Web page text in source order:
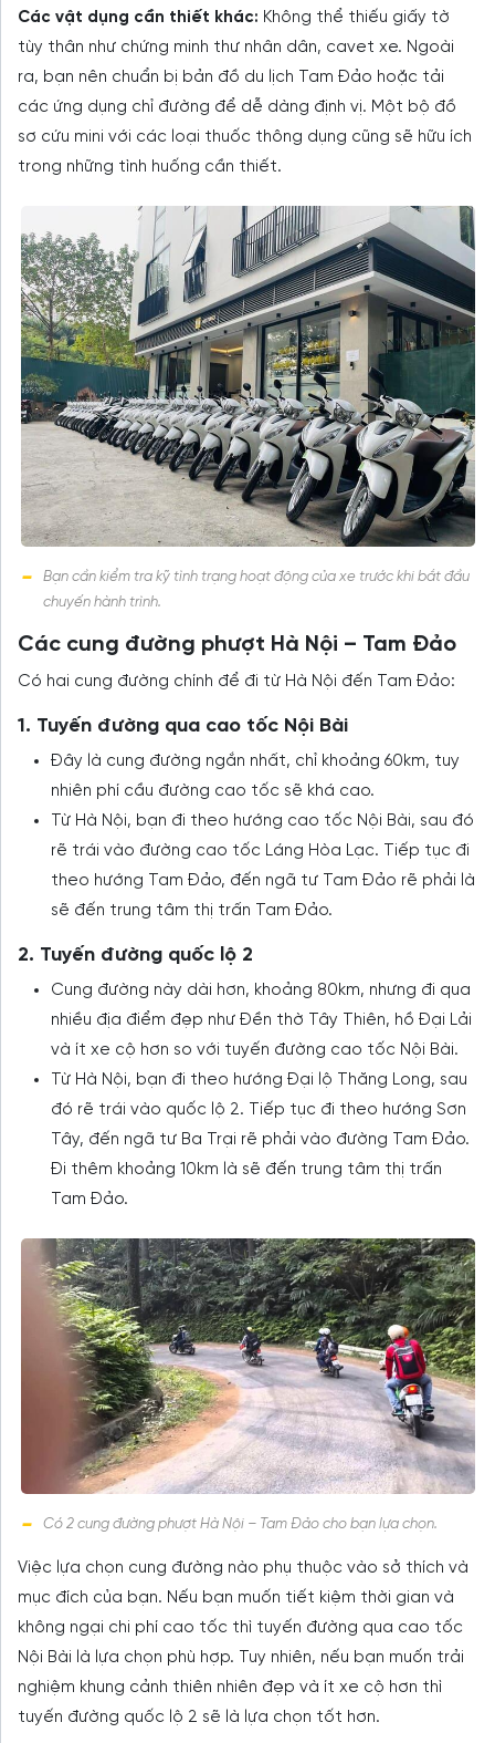
Các vật dụng cần thiết khác: Không thể thiếu giấy tờ
tùy thân như chứng minh thư nhân dân, cavet xe. Ngoài
ra, bạn nên chuẩn bị bản đồ du lịch Tam Đảo hoặc tải
các ứng dụng chỉ đường để dễ dàng định vị. Một bộ đồ
sơ cứu mini với các loại thuốc thông dụng cũng sẽ hữu ích
trong những tình huống cần thiết.
Bạn cần kiểm tra kỹ tình trạng hoạt động của xe trước khi bắt đầu
chuyến hành trình.
Các cung đường phượt Hà Nội – Tam Đảo
Có hai cung đường chính để đi từ Hà Nội đến Tam Đảo:
1. Tuyến đường qua cao tốc Nội Bài
Đây là cung đường ngắn nhất, chỉ khoảng 60km, tuy
nhiên phí cầu đường cao tốc sẽ khá cao.
Từ Hà Nội, bạn đi theo hướng cao tốc Nội Bài, sau đó
rẽ trái vào đường cao tốc Láng Hòa Lạc. Tiếp tục đi
theo hướng Tam Đảo, đến ngã tư Tam Đảo rẽ phải là
sẽ đến trung tâm thị trấn Tam Đảo.
2. Tuyến đường quốc lộ 2
Cung đường này dài hơn, khoảng 80km, nhưng đi qua
nhiều địa điểm đẹp như Đền thờ Tây Thiên, hồ Đại Lải
và ít xe cộ hơn so với tuyến đường cao tốc Nội Bài.
Từ Hà Nội, bạn đi theo hướng Đại lộ Thăng Long, sau
đó rẽ trái vào quốc lộ 2. Tiếp tục đi theo hướng Sơn
Tây, đến ngã tư Ba Trại rẽ phải vào đường Tam Đảo.
Đi thêm khoảng 10km là sẽ đến trung tâm thị trấn
Tam Đảo.
Có 2 cung đường phượt Hà Nội – Tam Đảo cho bạn lựa chọn.
Việc lựa chọn cung đường nào phụ thuộc vào sở thích và
mục đích của bạn. Nếu bạn muốn tiết kiệm thời gian và
không ngại chi phí cao tốc thì tuyến đường qua cao tốc
Nội Bài là lựa chọn phù hợp. Tuy nhiên, nếu bạn muốn trải
nghiệm khung cảnh thiên nhiên đẹp và ít xe cộ hơn thì
tuyến đường quốc lộ 2 sẽ là lựa chọn tốt hơn.